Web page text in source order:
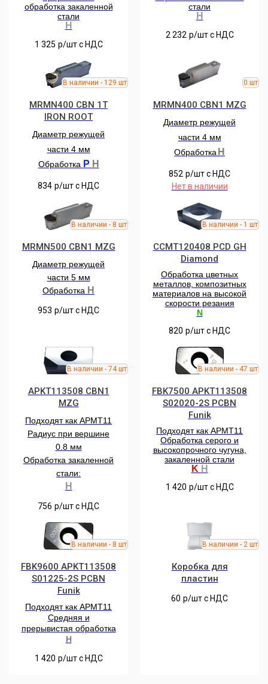
обработка закаленной
стали
H
1 325 р/шт c НДС
стали
H
2 232 р/шт c НДС
MRMN400 CBN 1T
IRON ROOT
Диаметр режущей
части 4 мм
Обработка P H
834 р/шт c НДС
MRMN400 CBN1 MZG
Диаметр режущей
части 4 мм
Обработка H
852 р/шт c НДС
Нет в наличии
MRMN500 CBN1 MZG
Диаметр режущей
части 5 мм
Обработка H
953 р/шт c НДС
CCMT120408 PCD GH
Diamond
Обработка цветных
металлов, композитных
материалов на высокой
скорости резания
N
820 р/шт c НДС
APKT113508 CBN1
MZG
Подходят как APMT11
Радиус при вершине
0.8 мм
Обработка закаленной
стали:
H
756 р/шт c НДС
FBK7500 APKT113508
S02020-2S РCBN
Funik
Подходят как APMT11
Обработка серого и
высокопрочного чугуна,
закаленной стали
K H
1 420 р/шт c НДС
FBK9600 APKT113508
S01225-2S РCBN
Funik
Подходят как APMT11
Средняя и
прерывистая обработка
H
1 420 р/шт c НДС
Коробка для
пластин
60 р/шт c НДС